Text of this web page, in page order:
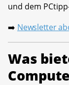
und dem
➡️ Newsletter
Was